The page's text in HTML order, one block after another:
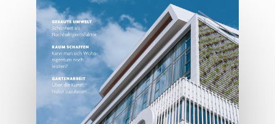
Tirols Top 500 - Juli/August
2026
JETZT BESTELLEN